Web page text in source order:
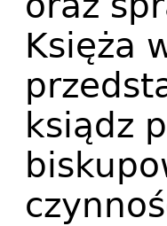
Księża
ksiądz